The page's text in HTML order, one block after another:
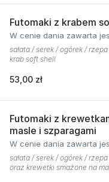
Futomaki z krabem
W cenie dania zawarta
sałata / serek / ogórek /
krab soft shell
53,00 zł
Futomaki z
masle i szparagami
W cenie dania zawarta
sałata / serek / ogórek /
oraz krewetki smażone na